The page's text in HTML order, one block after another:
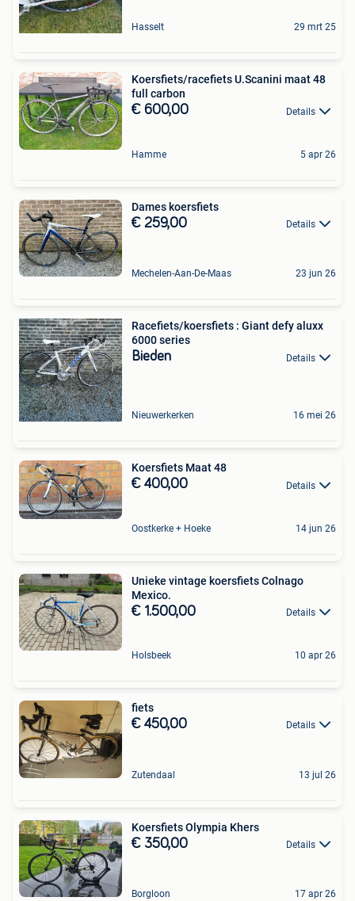
Hasselt 29 mrt 25
Koersfiets/racefiets U.Scanini maat 48
full carbon
€ 600,00 Details
Hamme 5 apr 26
Dames koersfiets
€ 259,00 Details
Mechelen-Aan-De-Maas 23 jun 26
Racefiets/koersfiets : Giant defy aluxx
6000 series
Bieden Details
Nieuwerkerken 16 mei 26
Koersfiets Maat 48
€ 400,00 Details
Oostkerke + Hoeke 14 jun 26
Unieke vintage koersfiets Colnago
Mexico.
€ 1.500,00 Details
Holsbeek 10 apr 26
fiets
€ 450,00 Details
Zutendaal 13 jul 26
Koersfiets Olympia Khers
€ 350,00 Details
Borgloon 17 apr 26